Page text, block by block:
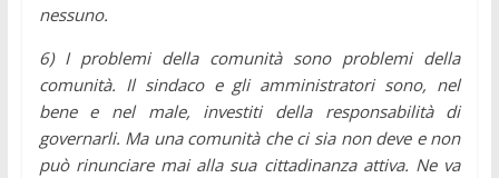
nessuno.
6) I problemi della comunità sono problemi della
comunità. Il sindaco e gli amministratori sono, nel
bene e nel male, investiti della responsabilità di
governarli. Ma una comunità che ci sia non deve e non
può rinunciare mai alla sua cittadinanza attiva. Ne va